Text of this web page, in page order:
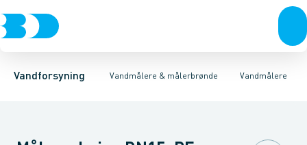
Vandforsyning Vandmålere & målerbrønde
Rør & fittingsKoblinger & anboringerMuffer, klemmer &
Vandmålere
MålerbrøndeVandmålere
Bi vandmålereVingehjulsmålere Ringstempelmålere